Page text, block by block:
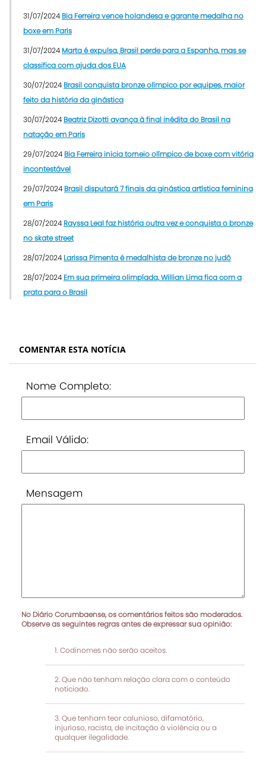
31/07/2024 Bia Ferreira vence holandesa e garante medalha no
boxe em Paris
31/07/2024 Marta é expulsa, Brasil perde para a Espanha, mas se
classifica com ajuda dos EUA
30/07/2024 Brasil conquista bronze olímpico por equipes, maior
feito da história da ginástica
30/07/2024 Beatriz Dizotti avança à final inédita do Brasil na
natação em Paris
29/07/2024 Bia Ferreira inicia torneio olímpico de boxe com vitória
incontestável
29/07/2024 Brasil disputará 7 finais da ginástica artística feminina
em Paris
28/07/2024 Rayssa Leal faz história outra vez e conquista o bronze
no skate street
28/07/2024 Larissa Pimenta é medalhista de bronze no judô
28/07/2024 Em sua primeira olimpíada, Willian Lima fica com a
prata para o Brasil
COMENTAR ESTA NOTÍCIA
Nome Completo:
Email Válido:
Mensagem
No Diário Corumbaense, os comentários feitos são moderados.
Observe as seguintes regras antes de expressar sua opinião:
Codinomes não serão aceitos.
Que não tenham relação clara com o conteúdo
noticiado.
Que tenham teor calunioso, difamatório,
injurioso, racista, de incitação à violência ou a
qualquer ilegalidade.